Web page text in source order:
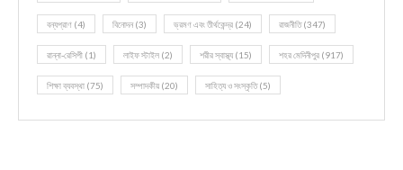
বন্যপ্রাণ (4) বিনোদন(3) ভ্রমণ এবং তীর্থকেন্দ্র (24) রাজনীতি(347)
রান্না-রেসিপী (1) লাইফ স্টাইল (2) শরীর স্বাস্থ্য (15) শহর মেদিনীপুর (917)
শিক্ষা ব্যবস্থা (75) সম্পাদকীয় (20) সাহিত্য ও সংস্কৃতি(5)